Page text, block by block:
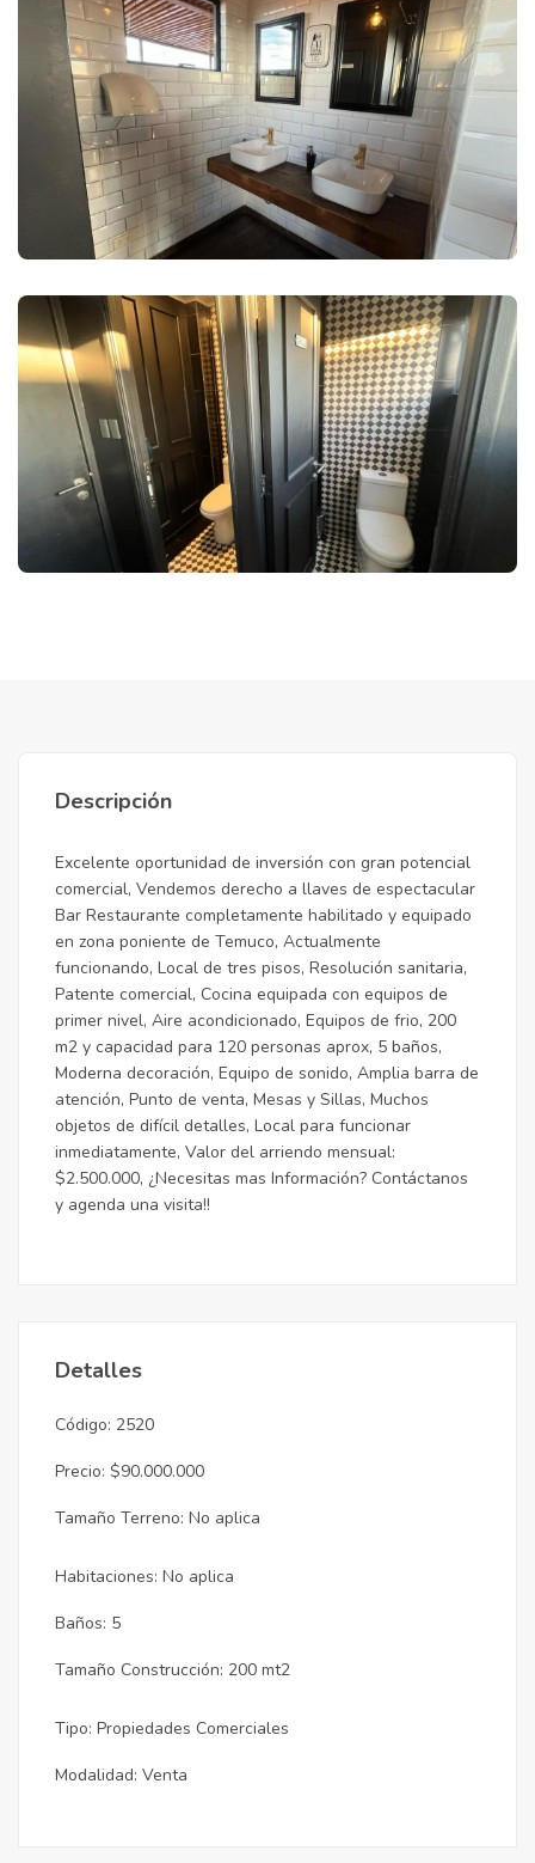
Descripción
Excelente oportunidad de inversión con gran potencial
comercial, Vendemos derecho a llaves de espectacular
Bar Restaurante completamente habilitado y equipado
en zona poniente de Temuco, Actualmente
funcionando, Local de tres pisos, Resolución sanitaria,
Patente comercial, Cocina equipada con equipos de
primer nivel, Aire acondicionado, Equipos de frio, 200
m2 y capacidad para 120 personas aprox, 5 baños,
Moderna decoración, Equipo de sonido, Amplia barra de
atención, Punto de venta, Mesas y Sillas, Muchos
objetos de difícil detalles, Local para funcionar
inmediatamente, Valor del arriendo mensual:
$2.500.000, ¿Necesitas mas Información? Contáctanos
y agenda una visita!!
Detalles
Código: 2520
Precio: $90.000.000
Tamaño Terreno: No aplica
Habitaciones: No aplica
Baños: 5
Tamaño Construcción: 200 mt2
Tipo: Propiedades Comerciales
Modalidad: Venta